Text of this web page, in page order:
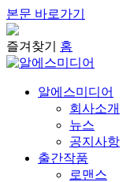
본문 바로가기
즐겨찾기 홈
알에스미디어
회사소개
뉴스
공지사항
출간작품
로맨스